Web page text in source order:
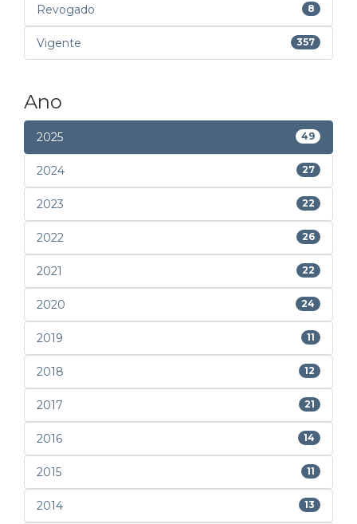
Revogado 8
Vigente 357
Ano
2025 49
2024 27
2023 22
2022 26
2021 22
2020 24
2019 11
2018 12
2017 21
2016 14
2015 11
2014 13